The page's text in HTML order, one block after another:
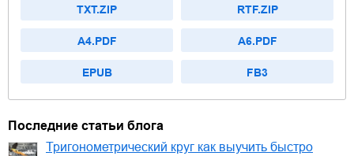
TXT.ZIP RTF.ZIP
A4.PDF A6.PDF
EPUB FB3
Последние статьи блога
Тригонометрический круг как выучить быстро